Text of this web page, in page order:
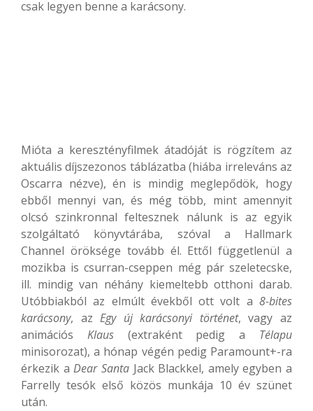
csak legyen benne a karácsony.
Mióta a keresztényfilmek átadóját is rögzítem az
aktuális díjszezonos táblázatba (hiába irreleváns az
Oscarra nézve), én is mindig meglepődök, hogy
ebből mennyi van, és még több, mint amennyit
olcsó szinkronnal feltesznek nálunk is az egyik
szolgáltató könyvtárába, szóval a Hallmark
Channel öröksége tovább él. Ettől függetlenül a
mozikba is csurran-cseppen még pár szeletecske,
ill. mindig van néhány kiemeltebb otthoni darab.
Utóbbiakból az elmúlt évekből ott volt a 8-bites
karácsony, azEgy új karácsonyi történet, vagy az
animációs Klaus(extraként pedig a Télapu
minisorozat), a hónap végén pedig Paramount+-ra
érkezik aDear SantaJack Blackkel, amely egyben a
Farrelly tesók első közös munkája 10 év szünet
után.